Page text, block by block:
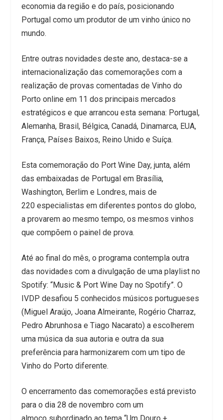
economia da região e do país, posicionando
Portugal como um produtor de um vinho único no
mundo.
Entre outras novidades deste ano, destaca-se a
internacionalização das comemorações com a
realização de provas comentadas de Vinho do
Porto online em 11 dos principais mercados
estratégicos e que arrancou esta semana: Portugal,
Alemanha, Brasil, Bélgica, Canadá, Dinamarca, EUA,
França, Países Baixos, Reino Unido e Suíça.
Esta comemoração do Port Wine Day, junta, além
das embaixadas de Portugal em Brasília,
Washington, Berlim e Londres, mais de
220 especialistas em diferentes pontos do globo,
a provarem ao mesmo tempo, os mesmos vinhos
que compõem o painel de prova.
Até ao final do mês, o programa contempla outra
das novidades com a divulgação de uma playlist no
Spotify: “Music & Port Wine Day no Spotify”. O
IVDP desafiou 5 conhecidos músicos portugueses
(Miguel Araújo, Joana Almeirante, Rogério Charraz,
Pedro Abrunhosa e Tiago Nacarato) a escolherem
uma música da sua autoria e outra da sua
preferência para harmonizarem com um tipo de
Vinho do Porto diferente.
O encerramento das comemorações está previsto
para o dia 28 de novembro com um